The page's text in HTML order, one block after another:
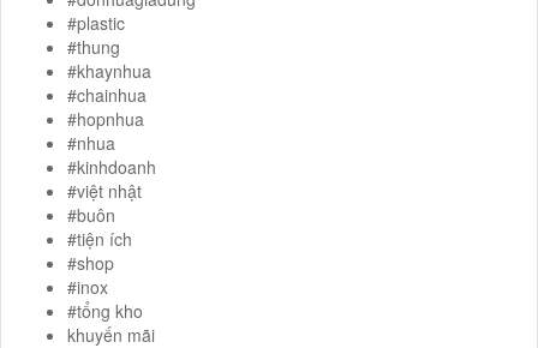
#plastic
#thung
#khaynhua
#chainhua
#hopnhua
#nhua
#kinhdoanh
#việt nhật
#buôn
#tiện ích
#shop
#inox
#tổng kho
khuyến mãi